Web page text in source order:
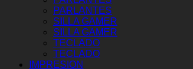
PARLANTES
SILLA GAMER
SILLA GAMER
TECLADO
TECLADO
IMPRESION